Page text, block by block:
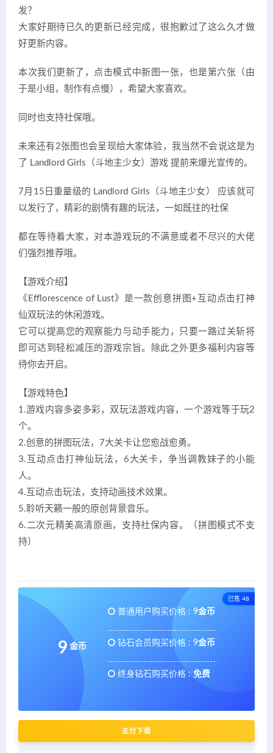
发？
大家好期待已久的更新已经完成，很抱歉过了这么久才做
好更新内容。
本次我们更新了，点击模式中新图一张，也是第六张（由
于是小组，制作有点慢），希望大家喜欢。
同时也支持社保哦。
未来还有2张图也会呈现给大家体验，我当然不会说这是为
了 Landlord Girls（斗地主少女）游戏 提前来爆光宣传的。
7月15日重量级的 Landlord Girls（斗地主少女） 应该就可
以发行了，精彩的剧情有趣的玩法，一如既往的社保
都在等待着大家，对本游戏玩的不满意或者不尽兴的大佬
们强烈推荐哦。
【游戏介绍】
《Efflorescence of Lust》是一款创意拼图+互动点击打神
仙双玩法的休闲游戏。
它可以提高您的观察能力与动手能力，只要一路过关斩将
即可达到轻松减压的游戏宗旨。除此之外更多福利内容等
待你去开启。
【游戏特色】
1.游戏内容多姿多彩，双玩法游戏内容，一个游戏等于玩2
个。
2.创意的拼图玩法，7大关卡让您愈战愈勇。
3.互动点击打神仙玩法，6大关卡，争当调教妹子的小能
人。
4.互动点击玩法，支持动画技术效果。
5.聆听天籁一般的原创背景音乐。
6.二次元精美高清原画，支持社保内容。（拼图模式不支
持）
已售 48
9 金币
普通用户购买价格 : 9金币
钻石会员购买价格 : 9金币
终身钻石购买价格 : 免费
支付下载